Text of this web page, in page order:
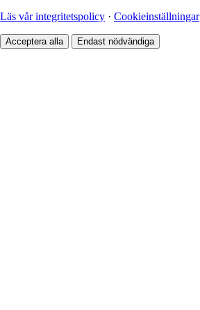
Läs vår integritetspolicy · Cookieinställningar
Acceptera alla Endast nödvändiga